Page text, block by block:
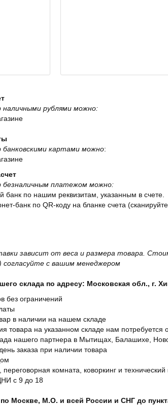
рублями можно:
картами можно:
платежом можно:
банк по нашим реквизитам, указанным в счете.
банк по QR-коду на бланке счета
зависит от веса и размера товара.
согласуйте с вашим менеджером
склада по адресу: Московская обл., г.
без ограничений
в наличии на нашем складе
товара на указанном складе нам потребуется
нашего партнера в Мытищах, Балашихе,
заказа при наличии товара
комната, коворкинг и технический
с 9 до 18
Москве, М.О. и всей России и СНГ до